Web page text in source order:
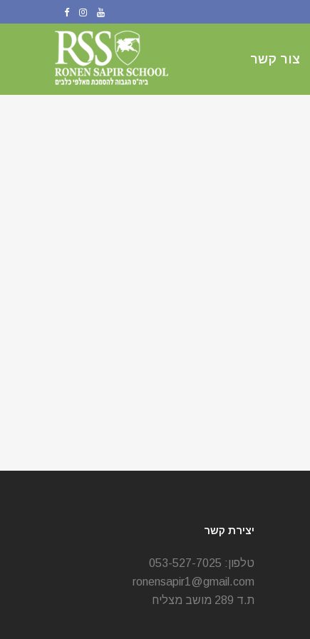
צור קשר
יצירת קשר
טלפון: 053-527-7025
ronensapir1@gmail.com
ת.ד 289 מושב מצליח